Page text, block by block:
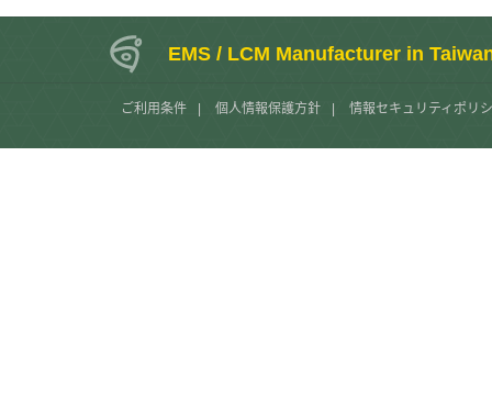
EMS / LCM Manufacturer in
ご利用条件 個人情報保護方針 情報セキュリティポリ